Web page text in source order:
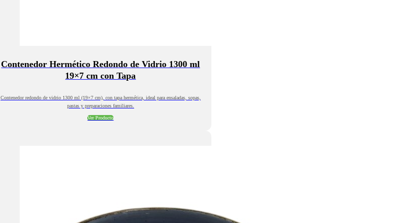
Contenedor Hermético Redondo de Vidrio 1300 ml
19×7 cm con Tapa
Contenedor redondo de vidrio 1300 ml (19×7 cm), con tapa hermética, ideal para ensaladas, sopas,
pastas y preparaciones familiares.
Ver Producto